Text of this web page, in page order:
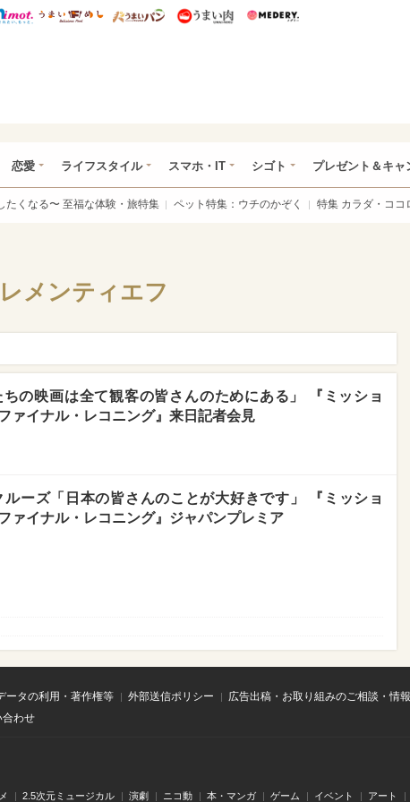
ぴあ総研 ディズニー特集
mimot. うまいめし うまいパン うまい肉
恋愛 ライフスタイル スマホ・IT シゴト プレゼント＆キャ
たくなる〜 至福な体験・旅特集 ペット特集：ウチのかぞく 特集 カラダ・ココ
メンティエフ
ちの映画は全て観客の皆さんのためにある」 『ミッショ
ァイナル・レコニング』来日記者会見
ーズ「日本の皆さんのことが大好きです」 『ミッショ
ァイナル・レコニング』ジャパンプレミア
ータの利用・著作権等 外部送信ポリシー
広告出稿・お取り組みのご相談・情
合わせ
2.5次元ミュージカル 演劇 ニコ動 本・マンガ ゲーム イベント アート